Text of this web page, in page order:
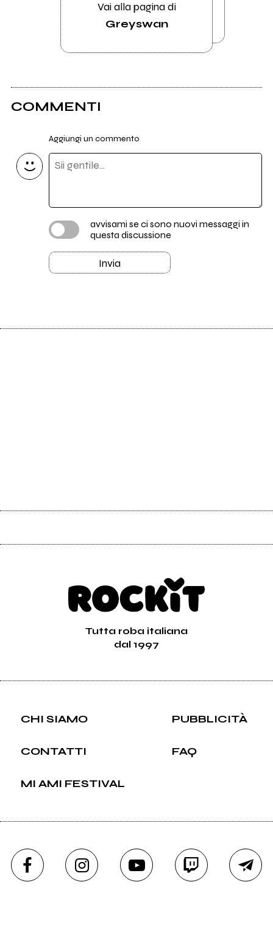
Vai alla pagina di
Greyswan
COMMENTI
Aggiungi un commento
avvisami se ci sono nuovi messaggi in
questa discussione
Invia
Tutta roba italiana
dal 1997
CHI SIAMO PUBBLICITÀ
CONTATTI FAQ
MI AMI FESTIVAL